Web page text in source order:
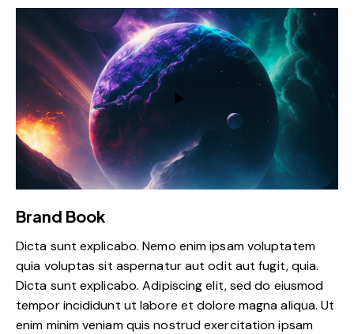
Brand Book
Dicta sunt explicabo. Nemo enim ipsam voluptatem
quia voluptas sit aspernatur aut odit aut fugit, quia.
Dicta sunt explicabo. Adipiscing elit, sed do eiusmod
tempor incididunt ut labore et dolore magna aliqua. Ut
enim minim veniam quis nostrud exercitation ipsam